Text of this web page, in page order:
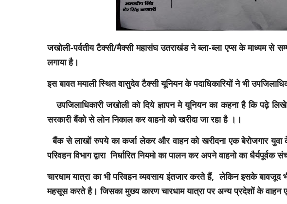
जखोली-पर्वतीय टैक्सी/मैक्सी महासंघ उतराखंड ने ब्ला-ब्ला एप्स के माध्यम से
लगाया है।
इस बावत मयाली स्थित वासुदेव टैक्सी यूनियन के पदाधिकारियों ने भी
उपजिलाधिकारी जखोली को दिये ज्ञापन मे यूनियन का कहना है कि पढ़े लिखे
सरकारी बैंको से लोन निकाल करवाहनो को खरीदा जा रहा है ।।
बैंक से लाखों रुपये का कर्जा लेकर और वाहन को खरीदना एक बेरोजगार युवा
परिवहन विभाग द्वारा निर्धारित नियमो का पालन कर अपने वाहनो का
चारधाम यात्रा का भी परिवहन व्यवसाय इंतजार करते हैं, लेकिनइसके बावजूद
महसूस करते है। जिसका मुख्य कारण चारधाम यात्रा पर अन्य प्रदेशों के वाहन